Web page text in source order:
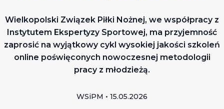
Wielkopolski Związek Piłki Nożnej, we współpracy z
Instytutem Ekspertyzy Sportowej, ma przyjemność
zaprosić na wyjątkowy cykl wysokiej jakości szkoleń
online poświęconych nowoczesnej metodologii
pracy z młodzieżą.
WSiPM • 15.05.2026